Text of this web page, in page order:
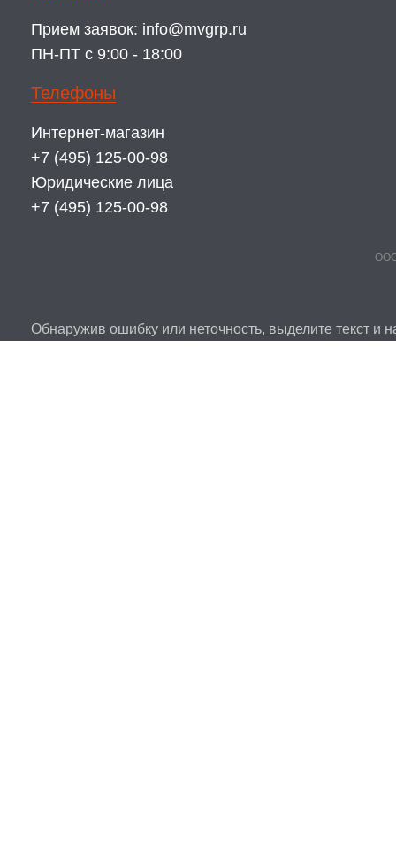
Прием заявок: info@mvgrp.ru
ПН-ПТ с 9:00 - 18:00
Телефоны
Интернет-магазин
+7 (495) 125-00-98
Юридические лица
+7 (495) 125-00-98
ООО
Обнаружив ошибку или неточность, выделите текст и